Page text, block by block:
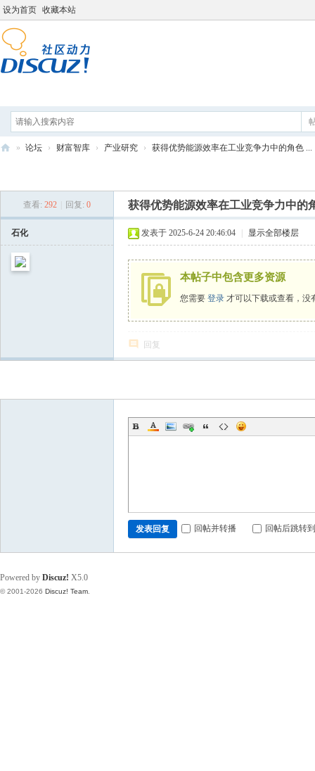
设为首页 收藏本站
工
» 论坛 › 财富智库 › 产业研究 › 获得优势能源效率在工业竞争力中的角色 ...
查看: 292 回复: 0 获得优势能源效率在工业竞争力中的
石化 发表于 2025-6-24 20:46:04 显示全部楼层
本帖子中包含更多资源
您需要 登录 才可以下载或查看，没
回复
发表回复 回帖并转播 回帖后跳转
Powered by Discuz! X5.0
© 2001-2026 Discuz! Team